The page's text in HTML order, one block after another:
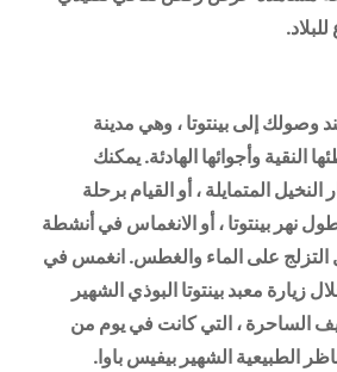
إلى بينتوتا ، وهي مدينة
النقية وأجوائها الهادئة. يمكنك
المتمايلة ، أو القيام برحلة
نهر بينتوتا ، أو الانغماس في أنشطة
التزلج على الماء والغطس. انغمس في
زيارة معبد بينتوتا البوذي الشهير
الساحرة ، التي كانت في يوم من
الطبيعية الشهير بيفيس باوا.